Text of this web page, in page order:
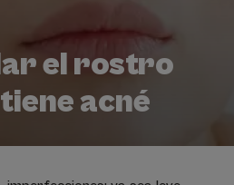
el rostro
acné